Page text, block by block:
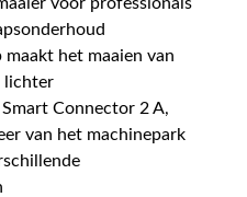
maakt het maaien van
lichter
Connector 2 A,
van het machinepark